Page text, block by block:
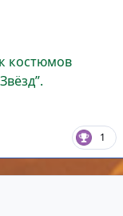
костюмов
1